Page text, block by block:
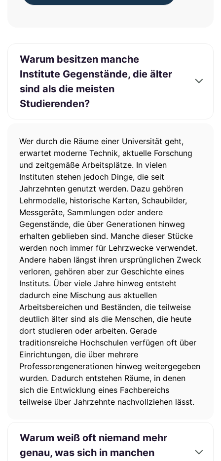
Warum besitzen manche
Institute Gegenstände, die älter
sind als die meisten
Studierenden?
Wer durch die Räume einer Universität geht,
erwartet moderne Technik, aktuelle Forschung
und zeitgemäße Arbeitsplätze. In vielen
Instituten stehen jedoch Dinge, die seit
Jahrzehnten genutzt werden. Dazu gehören
Lehrmodelle, historische Karten, Schaubilder,
Messgeräte, Sammlungen oder andere
Gegenstände, die über Generationen hinweg
erhalten geblieben sind. Manche dieser Stücke
werden noch immer für Lehrzwecke verwendet.
Andere haben längst ihren ursprünglichen Zweck
verloren, gehören aber zur Geschichte eines
Instituts. Über viele Jahre hinweg entsteht
dadurch eine Mischung aus aktuellen
Arbeitsbereichen und Beständen, die teilweise
deutlich älter sind als die Menschen, die heute
dort studieren oder arbeiten. Gerade
traditionsreiche Hochschulen verfügen oft über
Einrichtungen, die über mehrere
Professorengenerationen hinweg weitergegeben
wurden. Dadurch entstehen Räume, in denen
sich die Entwicklung eines Fachbereichs
teilweise über Jahrzehnte nachvollziehen lässt.
Warum weiß oft niemand mehr
genau, was sich in manchen